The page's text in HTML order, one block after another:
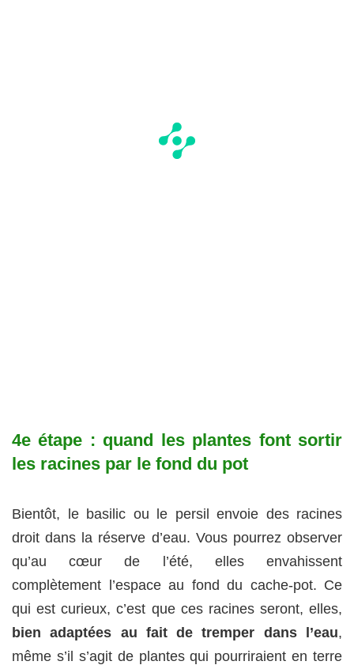
4e étape : quand les plantes font sortir
les racines par le fond du pot
Bientôt, le basilic ou le persil envoie des racines
droit dans la réserve d’eau. Vous pourrez observer
qu’au cœur de l’été, elles envahissent
complètement l’espace au fond du cache-pot. Ce
qui est curieux, c’est que ces racines seront, elles,
bien adaptées au fait de tremper dans l’eau,
même s’il s’agit de plantes qui pourriraient en terre